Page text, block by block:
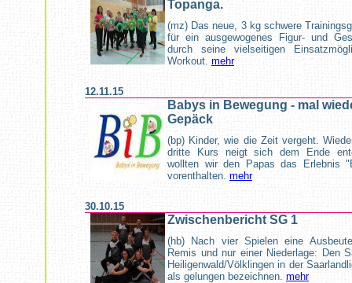
Topanga.
(mz) Das neue, 3 kg schwere
für ein ausgewogenes Figur- und
durch seine vielseitigen
Workout. mehr
12.11.15
Babys in Bewegung - mal
Gepäck
(bp) Kinder, wie die Zeit vergeht.
dritte Kurs neigt sich dem Ende
wollten wir den Papas das Erlebnis
vorenthalten. mehr
30.10.15
Zwischenbericht SG 1
(hb) Nach vier Spielen eine
Remis und nur einer Niederlage: Den
Heiligenwald/Völklingen in der
als gelungen bezeichnen. mehr